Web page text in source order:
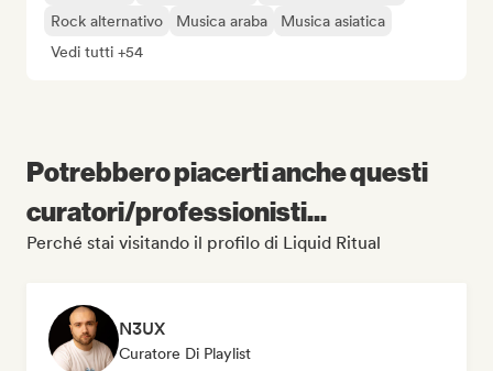
Rock alternativo
Musica araba
Musica asiatica
Vedi tutti +54
Potrebbero piacerti anche questi
curatori/professionisti...
Perché stai visitando il profilo di Liquid Ritual
N3UX
Curatore Di Playlist